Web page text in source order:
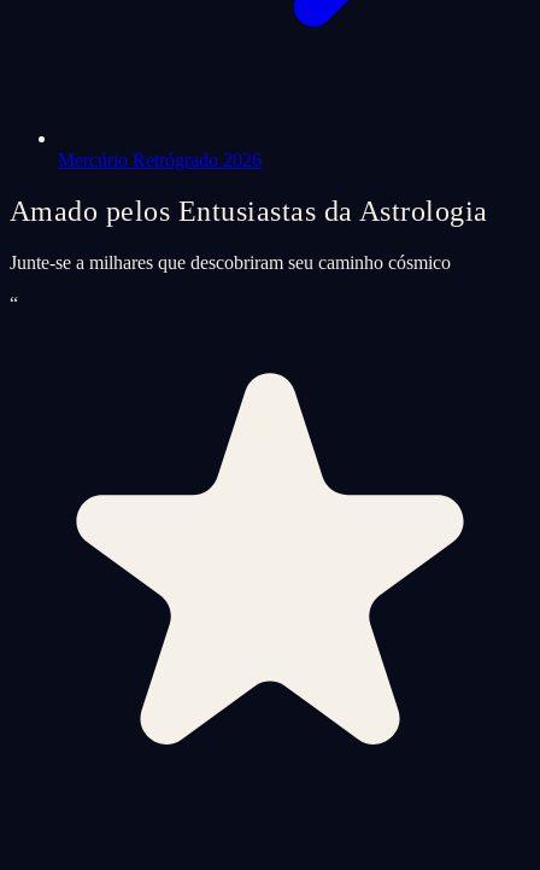
Mercúrio Retrógrado 2026
Amado pelos Entusiastas da Astrologia
Junte-se a milhares que descobriram seu caminho cósmico
“